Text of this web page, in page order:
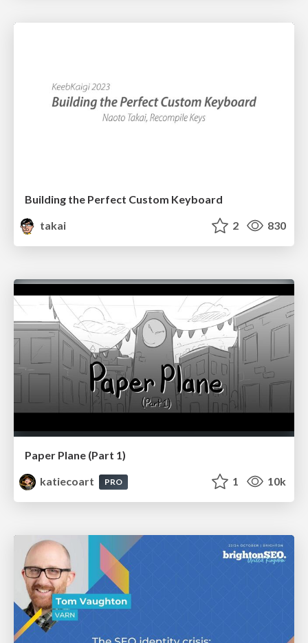
Building the Perfect Custom Keyboard
takai
2 830
Paper Plane (Part 1)
katiecoart
PRO 1 10k